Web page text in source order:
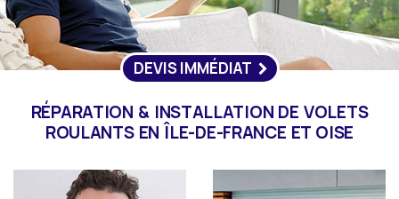
DEVIS IMMÉDIAT
RÉPARATION & INSTALLATION DE VOLETS
ROULANTS EN ÎLE-DE-FRANCE ET OISE